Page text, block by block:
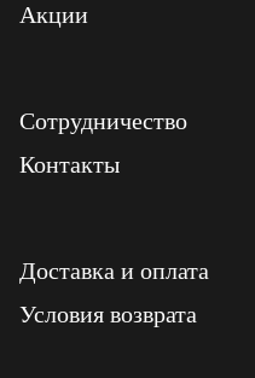
Акции
Сотрудничество
Контакты
Доставка и оплата
Условия возврата